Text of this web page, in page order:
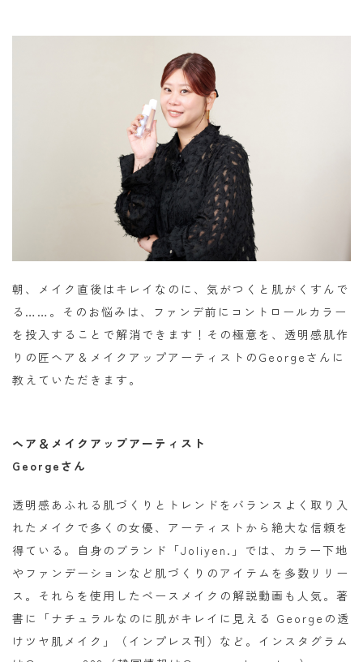
朝、メイク直後はキレイなのに、気がつくと肌がくすんで
る……。そのお悩みは、ファンデ前にコントロールカラー
を投入することで解消できます！その極意を、透明感肌作
りの匠ヘア＆メイクアップアーティストのGeorgeさんに
教えていただきます。
ヘア＆メイクアップアーティスト
Georgeさん
透明感あふれる肌づくりとトレンドをバランスよく取り入
れたメイクで多くの女優、アーティストから絶大な信頼を
得ている。自身のブランド「Joliyen.」では、カラー下地
やファンデーションなど肌づくりのアイテムを多数リリー
ス。それらを使用したベースメイクの解説動画も人気。著
書に「ナチュラルなのに肌がキレイに見える Georgeの透
けツヤ肌メイク」（インプレス刊）など。インスタグラム